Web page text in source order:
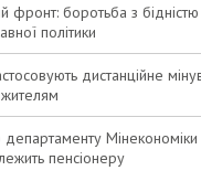
фронт: боротьба з
політики
дистанційне
пенсіонеру